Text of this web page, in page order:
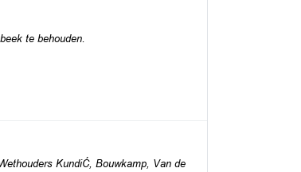
te behouden.
KundiĆ, Bouwkamp, Van de